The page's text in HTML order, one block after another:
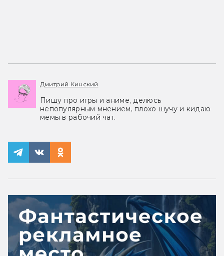
Дмитрий Кинский
Пишу про игры и аниме, делюсь
непопулярным мнением, плохо шучу и кидаю
мемы в рабочий чат.